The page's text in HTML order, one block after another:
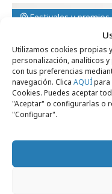
Utilizamos cookies propias
personalización, analíticos
con tus preferencias
navegación. Clica AQUÍpara
Cookies. Puedes aceptar
"Aceptar" o configurarlas o
"Configurar".
Festivales y premios